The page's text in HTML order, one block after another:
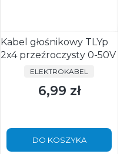
Kabel głośnikowy TLYp
2x4 przeźroczysty 0-50V
PRODUCENT
ELEKTROKABEL
Cena
6,99 zł
DO KOSZYKA